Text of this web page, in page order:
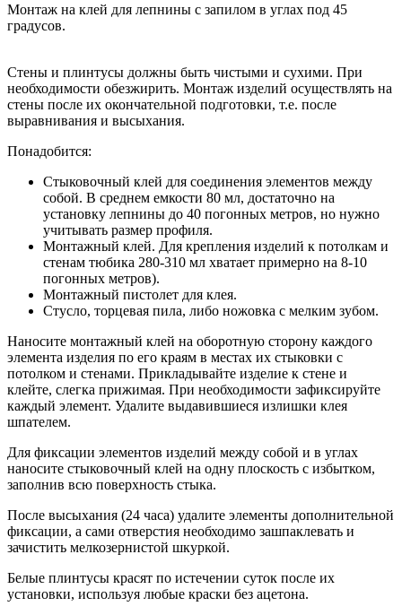
Монтаж на клей для лепнины с запилом в углах под 45
градусов.
Стены и плинтусы должны быть чистыми и сухими. При
необходимости обезжирить. Монтаж изделий осуществлять на
стены после их окончательной подготовки, т.е. после
выравнивания и высыхания.
Понадобится:
Стыковочный клей для соединения элементов между
собой. В среднем емкости 80 мл, достаточно на
установку лепнины до 40 погонных метров, но нужно
учитывать размер профиля.
Монтажный клей. Для крепления изделий к потолкам и
стенам тюбика 280-310 мл хватает примерно на 8-10
погонных метров).
Монтажный пистолет для клея.
Стусло, торцевая пила, либо ножовка с мелким зубом.
Наносите монтажный клей на оборотную сторону каждого
элемента изделия по его краям в местах их стыковки с
потолком и стенами. Прикладывайте изделие к стене и
клейте, слегка прижимая. При необходимости зафиксируйте
каждый элемент. Удалите выдавившиеся излишки клея
шпателем.
Для фиксации элементов изделий между собой и в углах
наносите стыковочный клей на одну плоскость с избытком,
заполнив всю поверхность стыка.
После высыхания (24 часа) удалите элементы дополнительной
фиксации, а сами отверстия необходимо зашпаклевать и
зачистить мелкозернистой шкуркой.
Белые плинтусы красят по истечении суток после их
установки, используя любые краски без ацетона.